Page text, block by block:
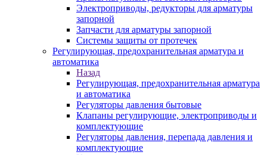
Электроприводы, редукторы для арматуры
запорной
Запчасти для арматуры запорной
Системы защиты от протечек
Регулирующая, предохранительная арматура и
автоматика
Назад
Регулирующая, предохранительная арматура
и автоматика
Регуляторы давления бытовые
Клапаны регулирующие, электроприводы и
комплектующие
Регуляторы давления, перепада давления и
комплектующие